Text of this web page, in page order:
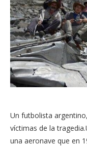
Un futbolista
víctimas de la
una aeronave que en